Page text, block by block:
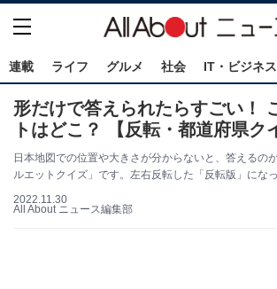
連載 ライフ グルメ 社会 IT・ビジネス
形だけで答えられたらすごい！
トはどこ？ 【反転・都道府県ク
日本地図での位置や大きさが分からないと、答えるの
ルエットクイズ」です。左右反転した「反転版」になっ
2022.11.30
All About ニュース編集部